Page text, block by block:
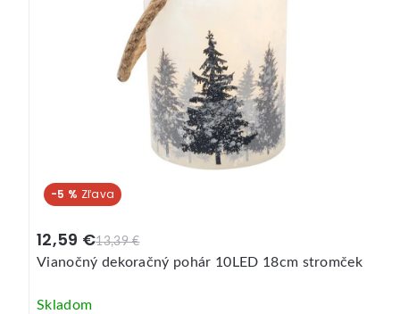
-16 %
4,99 €
4,19 €
Vianočná svetelná dekorácia LED postavička MIX
Skladom